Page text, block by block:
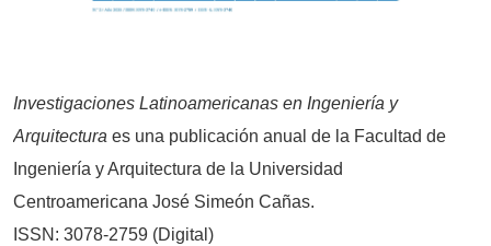
Investigaciones Latinoamericanas en Ingeniería y
Arquitectura es una publicación anual de la Facultad de
Ingeniería y Arquitectura de la Universidad
Centroamericana José Simeón Cañas.
ISSN: 3078-2759 (Digital)